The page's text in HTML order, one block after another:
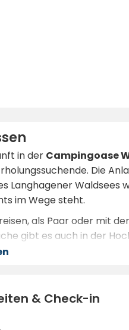
in der Campingoase
Die
Langhagener
im Wege steht.
als Paar oder mit
gibt es auch in der
. Wer frühzeitig
& Check-in